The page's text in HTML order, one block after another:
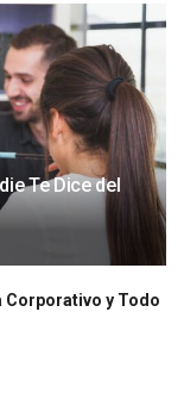
Te Dice del
Corporativo y Todo